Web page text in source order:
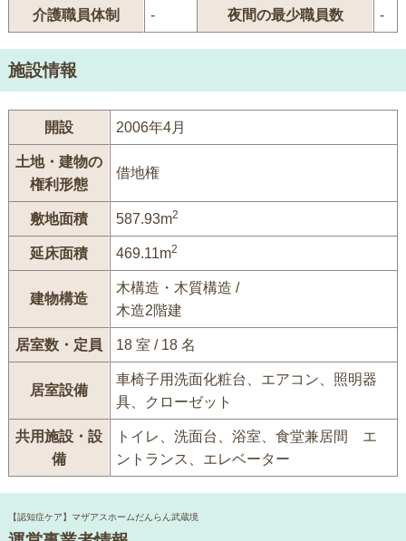
介護職員体制 - 夜間の最少職員数 -
施設情報
開設 2006年4月
土地・建物の
権利形態
借地権
敷地面積 587.93m2
延床面積 469.11m2
建物構造
木構造・木質構造 /
木造2階建
居室数・定員 18 室 / 18 名
居室設備
車椅子用洗面化粧台、エアコン、照明器
具、クローゼット
共用施設・設
備
トイレ、洗面台、浴室、食堂兼居間 エ
ントランス、エレベーター
【認知症ケア】マザアスホームだんらん武蔵境